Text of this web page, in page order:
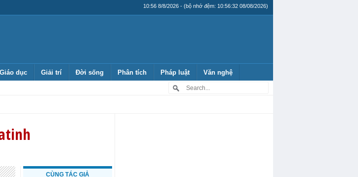
10:56 8/8/2026 - (bộ nhớ đệm: 10:56:32 08/08/2026)
Giáo dục Giải trí Đời sống Phân tích Pháp luật Văn nghệ
CÙNG TÁC GIẢ